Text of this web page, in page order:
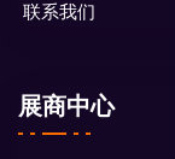
联系我们
展商中心